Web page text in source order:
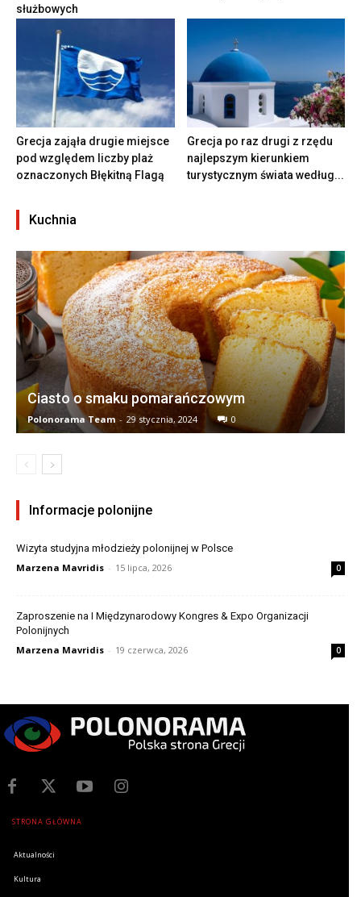
służbowych
Grecja zająła drugie miejsce
pod względem liczby plaż
oznaczonych Błękitną Flagą
Grecja po raz drugi z rzędu
najlepszym kierunkiem
turystycznym świata według...
Kuchnia
Ciasto o smaku pomarańczowym
Polonorama Team - 29 stycznia, 2024 0
Informacje polonijne
Wizyta studyjna młodzieży polonijnej w Polsce
Marzena Mavridis - 15 lipca, 2026 0
Zaproszenie na I Międzynarodowy Kongres & Expo Organizacji
Polonijnych
Marzena Mavridis - 19 czerwca, 2026 0
STRONA GŁÓWNA
Aktualności
Kultura